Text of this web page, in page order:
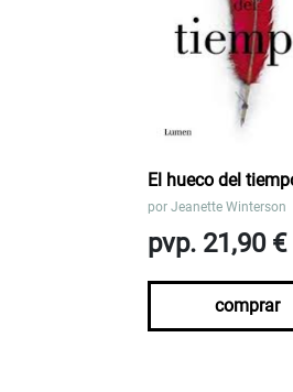
El hueco del
por Jeanette Winterson
pvp. 21,90 €
comprar